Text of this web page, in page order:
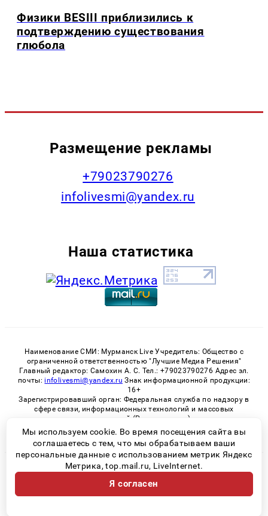
Физики BESIII приблизились к
подтверждению существования
глюбола
Размещение рекламы
+79023790276
infolivesmi@yandex.ru
Наша статистика
Наименование СМИ: Мурманск Live Учредитель: Общество с
ограниченной ответственностью "Лучшие Медиа Решения"
Главный редактор: Самохин А. С. Тел.: +79023790276 Адрес эл.
почты: infolivesmi@yandex.ru Знак информационной продукции:
16+
Зарегистрировавший орган: Федеральная служба по надзору в
сфере связи, информационных технологий и массовых
коммуникаций (Роскомнадзор)
Регистрационный номер СМИ ЭЛ № ФС 77 - 82534 от 21.01.2022
© 2026 «Murmansk-live» | Все права защищены
Возрастная категория сайта 16+
Политика конфиденциальности
Мы используем cookie. Во время посещения сайта вы
соглашаетесь с тем, что мы обрабатываем ваши
персональные данные с использованием метрик Яндекс
Метрика, top.mail.ru, LiveInternet.
Я согласен